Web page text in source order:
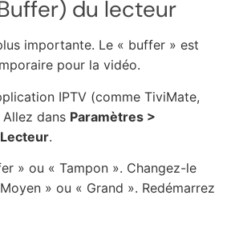
du lecteur
importante. Le « buffer » est
pour la vidéo.
IPTV (comme TiviMate,
Allez dans Paramètres >
.
» ou « Tampon ». Changez-le
» ou « Grand ». Redémarrez